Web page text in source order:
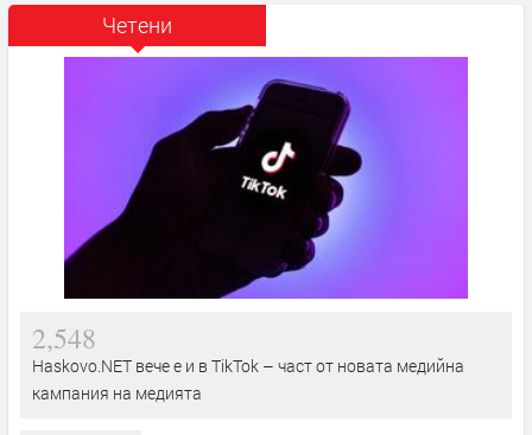
Четени
2,548
Haskovo.NET вече е и в TikTok – част от новата медийна
кампания на медията